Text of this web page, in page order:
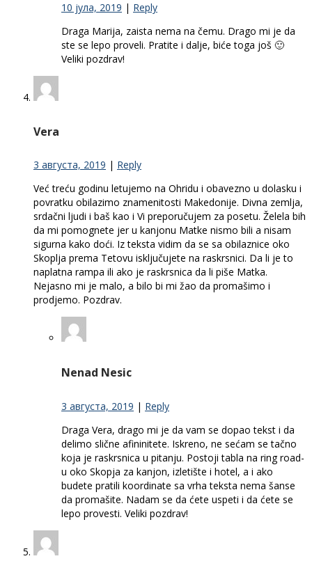
10 јула, 2019 | Reply
Draga Marija, zaista nema na čemu. Drago mi je da
ste se lepo proveli. Pratite i dalje, biće toga još 🙂
Veliki pozdrav!
Vera
3 августа, 2019 | Reply
Već treću godinu letujemo na Ohridu i obavezno u dolasku i
povratku obilazimo znamenitosti Makedonije. Divna zemlja,
srdačni ljudi i baš kao i Vi preporučujem za posetu. Želela bih
da mi pomognete jer u kanjonu Matke nismo bili a nisam
sigurna kako doći. Iz teksta vidim da se sa obilaznice oko
Skoplja prema Tetovu isključujete na raskrsnici. Da li je to
naplatna rampa ili ako je raskrsnica da li piše Matka.
Nejasno mi je malo, a bilo bi mi žao da promašimo i
prodjemo. Pozdrav.
Nenad Nesic
3 августа, 2019 | Reply
Draga Vera, drago mi je da vam se dopao tekst i da
delimo slične afininitete. Iskreno, ne sećam se tačno
koja je raskrsnica u pitanju. Postoji tabla na ring road-
u oko Skopja za kanjon, izletište i hotel, a i ako
budete pratili koordinate sa vrha teksta nema šanse
da promašite. Nadam se da ćete uspeti i da ćete se
lepo provesti. Veliki pozdrav!